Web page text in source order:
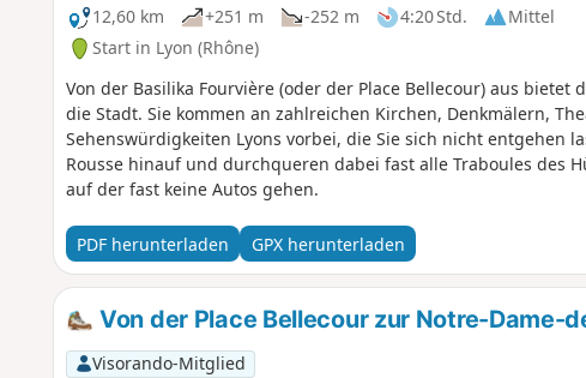
12,60 km
+251 m -252 m 4:20 Std.
Mittel
Start in Lyon (Rhône)
Von der Basilika Fourvière (oder der Place Bellecour) aus bietet
die Stadt. Sie kommen an zahlreichen Kirchen, Denkmälern,
Sehenswürdigkeiten Lyons vorbei, die Sie sich nicht entgehen
Rousse hinauf und durchqueren dabei fast alle Traboules des
auf der fast keine Autos gehen.
PDF herunterladen GPX herunterladen
Von der Place Bellecour zur Notre-Dame-
Visorando-Mitglied